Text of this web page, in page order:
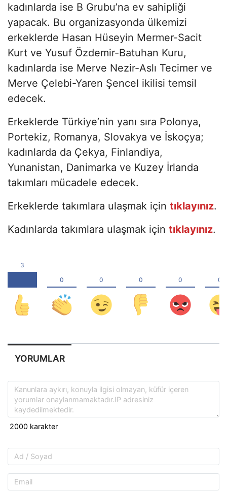
kadınlarda ise B Grubu’na ev sahipliği
yapacak. Bu organizasyonda ülkemizi
erkeklerde Hasan Hüseyin Mermer-Sacit
Kurt ve Yusuf Özdemir-Batuhan Kuru,
kadınlarda ise Merve Nezir-Aslı Tecimer ve
Merve Çelebi-Yaren Şencel ikilisi temsil
edecek.
Erkeklerde Türkiye’nin yanı sıra Polonya,
Portekiz, Romanya, Slovakya ve İskoçya;
kadınlarda da Çekya, Finlandiya,
Yunanistan, Danimarka ve Kuzey İrlanda
takımları mücadele edecek.
Erkeklerde takımlara ulaşmak için tıklayınız.
Kadınlarda takımlara ulaşmak için tıklayınız.
YORUMLAR